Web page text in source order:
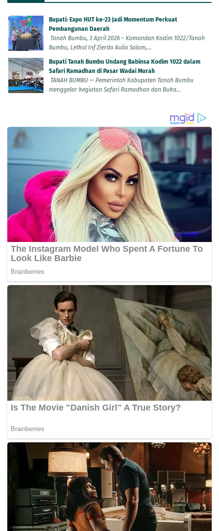
Bupati: Expo HUT ke-23 Jadi Momentum Perkuat
Pembangunan Daerah
Tanah Bumbu, 3 April 2026 – Komandan Kodim 1022/Tanah
Bumbu, Letkol Inf Zierda Aulia Salam,...
Bupati Tanah Bumbu Undang Babinsa Kodim 1022 dalam
Safari Ramadhan di Pasar Wadai Murah
TANAH BUMBU — Pemerintah Kabupaten Tanah Bumbu
menggelar kegiatan Safari Ramadhan dan Buka...